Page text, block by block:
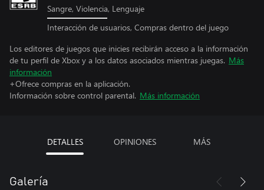
Sangre, Violencia, Lenguaje
Interacción de usuarios, Compras dentro del juego
Los editores de juegos que inicies recibirán acceso a la información
de tu perfil de Xbox y a los datos asociados mientras juegas. Más
información
+Ofrece compras en la aplicación.
Información sobre control parental. Más información
DETALLES OPINIONES MÁS
Galería